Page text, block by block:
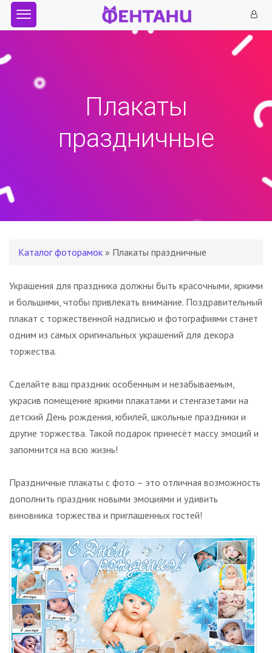
Плакаты
праздничные
Каталог фоторамок » Плакаты праздничные
Украшения для праздника должны быть красочными, яркими
и большими, чтобы привлекать внимание. Поздравительный
плакат с торжественной надписью и фотографиями станет
одним из самых оригинальных украшений для декора
торжества.
Сделайте ваш праздник особенным и незабываемым,
украсив помещение яркими плакатами и стенгазетами на
детский День рождения, юбилей, школьные праздники и
другие торжества. Такой подарок принесёт массу эмоций и
запомнится на всю жизнь!
Праздничные плакаты с фото – это отличная возможность
дополнить праздник новыми эмоциями и удивить
виновника торжества и приглашенных гостей!